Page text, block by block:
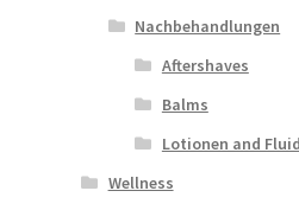
Nachbehandlungen
Aftershaves
Balms
Lotionen and
Wellness